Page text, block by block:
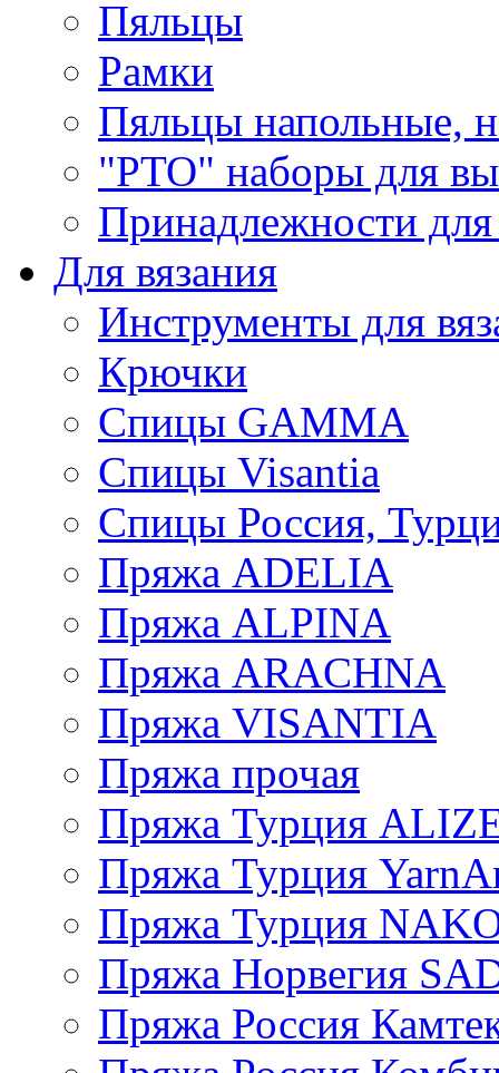
Пяльцы
Рамки
Пяльцы напольные,
"РТО" наборы для
Принадлежности
Для вязания
Инструменты для
Крючки
Спицы GAMMA
Спицы Visantia
Спицы Россия,
Пряжа ADELIA
Пряжа ALPINA
Пряжа ARACHNA
Пряжа VISANTIA
Пряжа прочая
Пряжа Турция
Пряжа Турция
Пряжа Турция
Пряжа Норвегия
Пряжа Россия